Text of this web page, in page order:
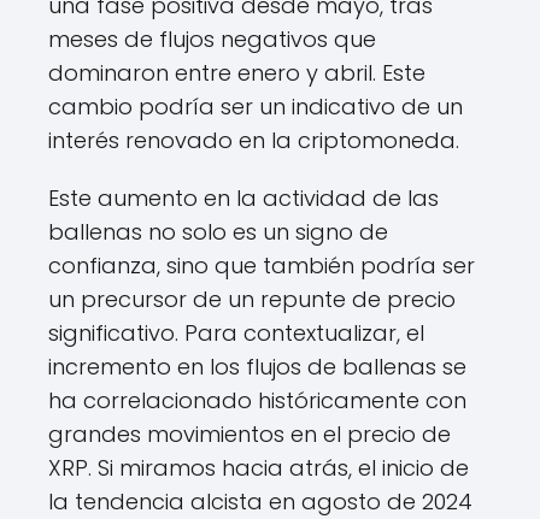
meses de flujos negativos que
dominaron entre enero y abril. Este
cambio podría ser un indicativo de un
interés renovado en la criptomoneda.
Este aumento en la actividad de las
ballenas no solo es un signo de
confianza, sino que también podría ser
un precursor de un repunte de precio
significativo. Para contextualizar, el
incremento en los flujos de ballenas se
ha correlacionado históricamente con
grandes movimientos en el precio de
XRP. Si miramos hacia atrás, el inicio de
la tendencia alcista en agosto de 2024